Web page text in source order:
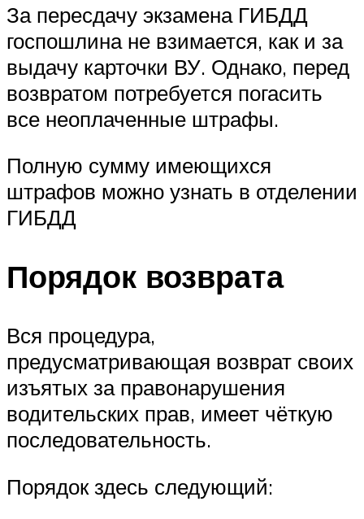
За пересдачу экзамена ГИБДД
госпошлина не взимается, как и за
выдачу карточки ВУ. Однако, перед
возвратом потребуется погасить
все неоплаченные штрафы.
Полную сумму имеющихся
штрафов можно узнать в отделении
ГИБДД
Порядок возврата
Вся процедура,
предусматривающая возврат своих
изъятых за правонарушения
водительских прав, имеет чёткую
последовательность.
Порядок здесь следующий: